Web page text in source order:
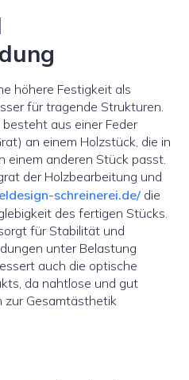
höhere Festigkeit als
für tragende Strukturen.
aus einer Feder
an einem Holzstück, die in
einem anderen Stück passt.
der Holzbearbeitung und
schreinerei.de/ die
des fertigen Stücks.
für Stabilität und
unter Belastung
auch die optische
da nahtlose und gut
zur Gesamtästhetik